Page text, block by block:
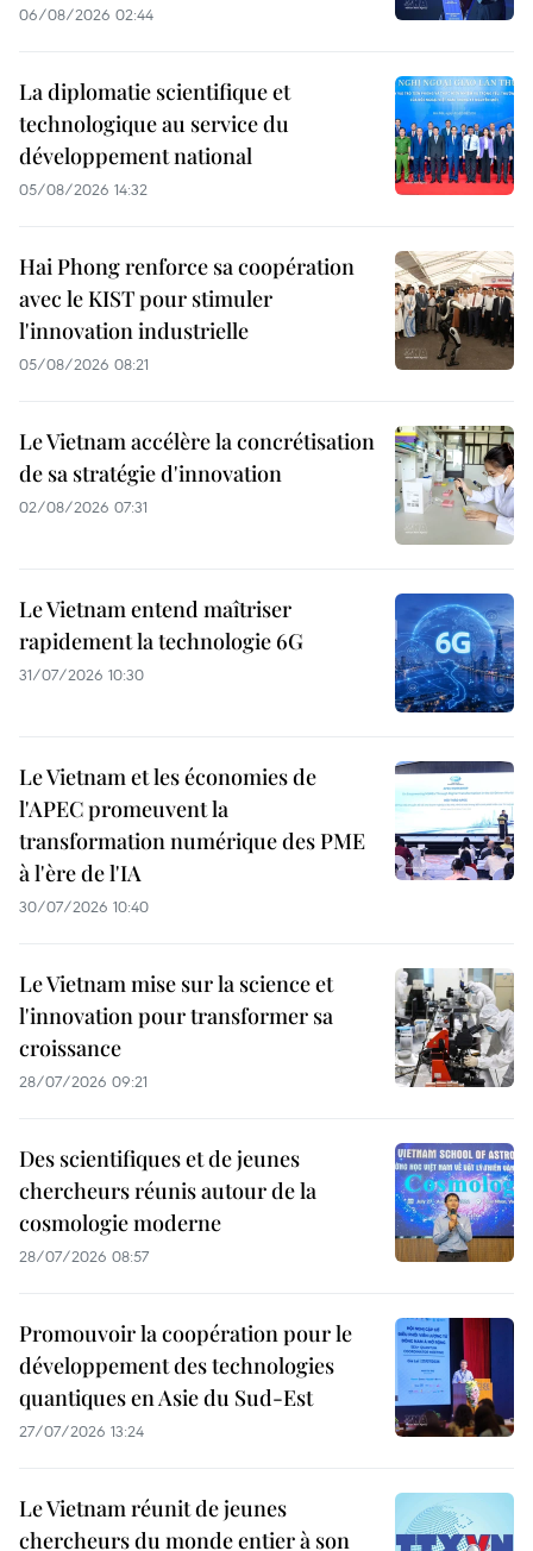
06/08/2026 02:44
La diplomatie scientifique et
technologique au service du
développement national
05/08/2026 14:32
Hai Phong renforce sa coopération
avec le KIST pour stimuler
l'innovation industrielle
05/08/2026 08:21
Le Vietnam accélère la concrétisation
de sa stratégie d'innovation
02/08/2026 07:31
Le Vietnam entend maîtriser
rapidement la technologie 6G
31/07/2026 10:30
Le Vietnam et les économies de
l'APEC promeuvent la
transformation numérique des PME
à l'ère de l'IA
30/07/2026 10:40
Le Vietnam mise sur la science et
l'innovation pour transformer sa
croissance
28/07/2026 09:21
Des scientifiques et de jeunes
chercheurs réunis autour de la
cosmologie moderne
28/07/2026 08:57
Promouvoir la coopération pour le
développement des technologies
quantiques en Asie du Sud-Est
27/07/2026 13:24
Le Vietnam réunit de jeunes
chercheurs du monde entier à son